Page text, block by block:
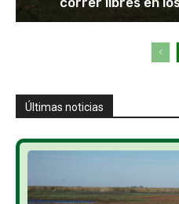
Últimas noticias